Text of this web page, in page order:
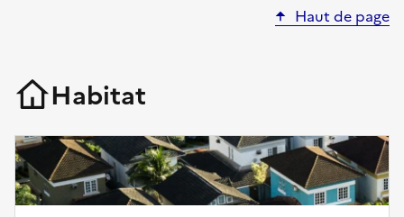
Haut de page
Habitat